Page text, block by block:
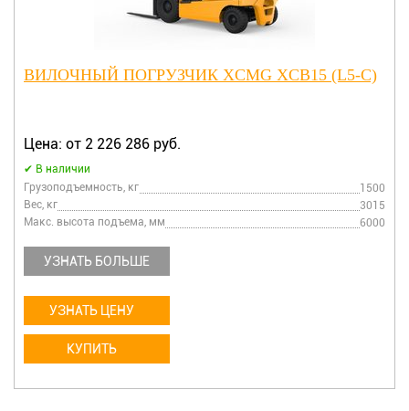
ВИЛОЧНЫЙ ПОГРУЗЧИК XCMG XCB15 (L5-C)
Цена: от 2 226 286 руб.
В наличии
Грузоподъемность, кг
1500
Вес, кг
3015
Макс. высота подъема, мм
6000
УЗНАТЬ БОЛЬШЕ
УЗНАТЬ ЦЕНУ
КУПИТЬ